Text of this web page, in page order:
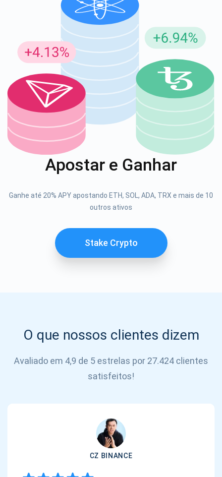
Apostar e Ganhar
Ganhe até 20% APY apostando ETH, SOL, ADA, TRX e mais de 10
outros ativos
Stake Crypto
O que nossos clientes dizem
Avaliado em 4,9 de 5 estrelas por 27.424 clientes
satisfeitos!
CZ BINANCE
1000.000
SE
INSCREVER
support@atomicwallet.io
Confira nosso YouTube
Inscreva-se para atualizações
Seja o primeiro a receber as últimas atualizações do
projeto e guias de criptografia
Se inscrever